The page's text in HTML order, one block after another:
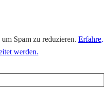
Spam zu reduzieren. Erfahre,
werden.